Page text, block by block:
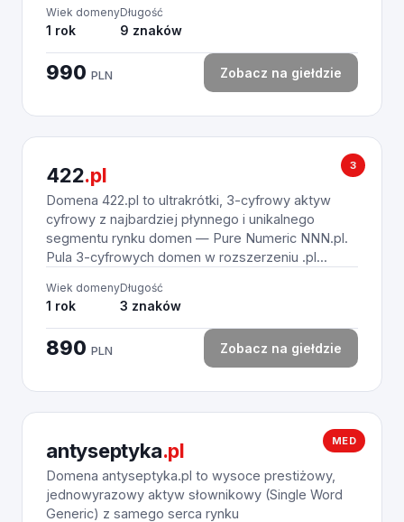
Wiek domeny
1 rok
Długość
9 znaków
990 PLN Zobacz na giełdzie
3
422.pl
Domena 422.pl to ultrakrótki, 3-cyfrowy aktyw
cyfrowy z najbardziej płynnego i unikalnego
segmentu rynku domen — Pure Numeric NNN.pl.
Pula 3-cyfrowych domen w rozszerzeniu .pl...
Wiek domeny
1 rok
Długość
3 znaków
890 PLN Zobacz na giełdzie
MED
antyseptyka.pl
Domena antyseptyka.pl to wysoce prestiżowy,
jednowyrazowy aktyw słownikowy (Single Word
Generic) z samego serca rynku